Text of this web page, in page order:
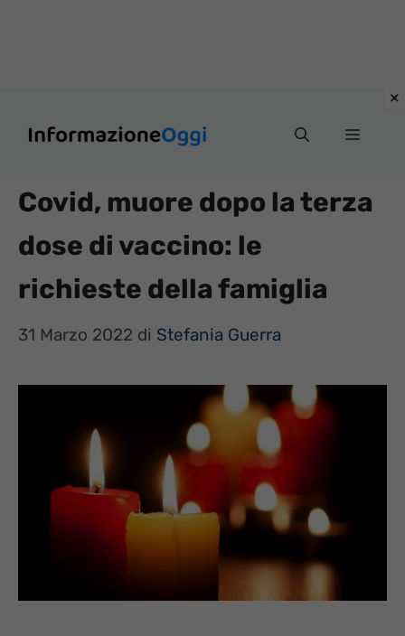
Menu
Covid, muore dopo la terza
dose di vaccino: le
richieste della famiglia
31 Marzo 2022 di Stefania Guerra